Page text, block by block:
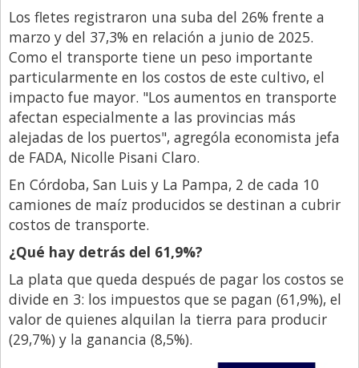
Los fletes registraron una suba del 26% frente a
marzo y del 37,3% en relación a junio de 2025.
Como el transporte tiene un peso importante
particularmente en los costos de este cultivo, el
impacto fue mayor. "Los aumentos en transporte
afectan especialmente a las provincias más
alejadas de los puertos", agrególa economista jefa
de FADA, Nicolle Pisani Claro.
En Córdoba, San Luis y La Pampa, 2 de cada 10
camiones de maíz producidos se destinan a cubrir
costos de transporte.
¿Qué hay detrás del 61,9%?
La plata que queda después de pagar los costos se
divide en 3: los impuestos que se pagan (61,9%), el
valor de quienes alquilan la tierra para producir
(29,7%) y la ganancia (8,5%).